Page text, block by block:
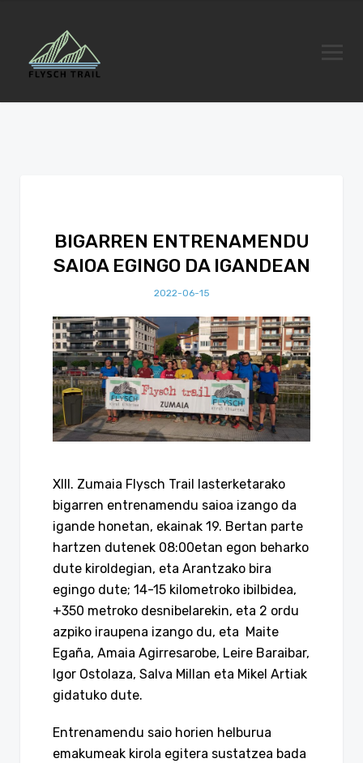
BIGARREN ENTRENAMENDU
SAIOA EGINGO DA IGANDEAN
2022-06-15
XIII. Zumaia Flysch Trail lasterketarako
bigarren entrenamendu saioa izango da
igande honetan, ekainak 19. Bertan parte
hartzen dutenek 08:00etan egon beharko
dute kiroldegian, eta Arantzako bira
egingo dute; 14-15 kilometroko ibilbidea,
+350 metroko desnibelarekin, eta 2 ordu
azpiko iraupena izango du, eta Maite
Egaña, Amaia Agirresarobe, Leire Baraibar,
Igor Ostolaza, Salva Millan eta Mikel Artiak
gidatuko dute.
Entrenamendu saio horien helburua
emakumeak kirola egitera sustatzea bada